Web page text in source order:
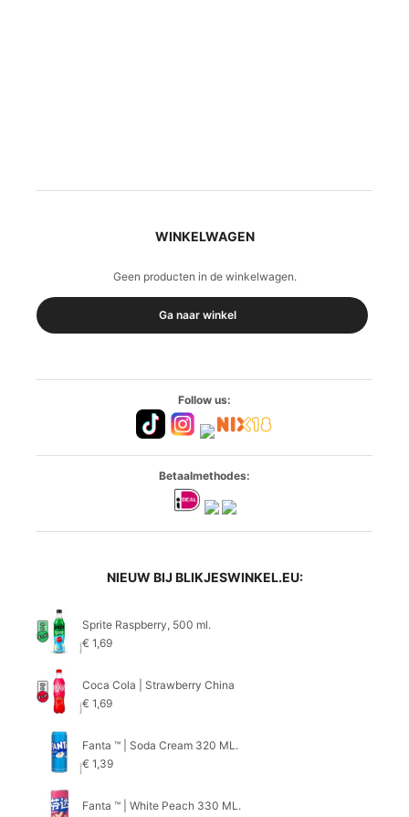
WINKELWAGEN
Geen producten in de winkelwagen.
Ga naar winkel
Follow us:
Betaalmethodes:
NIEUW BIJ BLIKJESWINKEL.EU:
Sprite Raspberry, 500 ml.
€ 1,69
Coca Cola | Strawberry China
€ 1,69
Fanta ™ | Soda Cream 320 ML.
€ 1,39
Fanta ™ | White Peach 330 ML.